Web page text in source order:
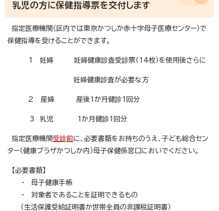
乳児の方に保健指導票を交付します
指定医療機関（区内では東京かつしか赤十字母子医療センター）で
保健指導を受けることができます。
1 妊婦 妊婦健康診査受診票（14枚）を使用後さらに
妊婦健康診査が必要な方
2 産婦 産後1か月健診1回分
3 乳児 1か月健診1回分
指定医療機関受診前に、必要書類をお持ちのうえ、子ども総合セン
ター（健康プラザかつしか内）母子保健係窓口においでください。
【必要書類】
・ 母子健康手帳
・ 対象者であることを証明できるもの
（生活保護受給証明書か世帯全員の非課税証明書）